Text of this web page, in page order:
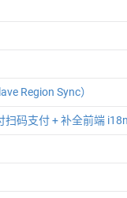
Region Sync）
码支付 + 补全前端